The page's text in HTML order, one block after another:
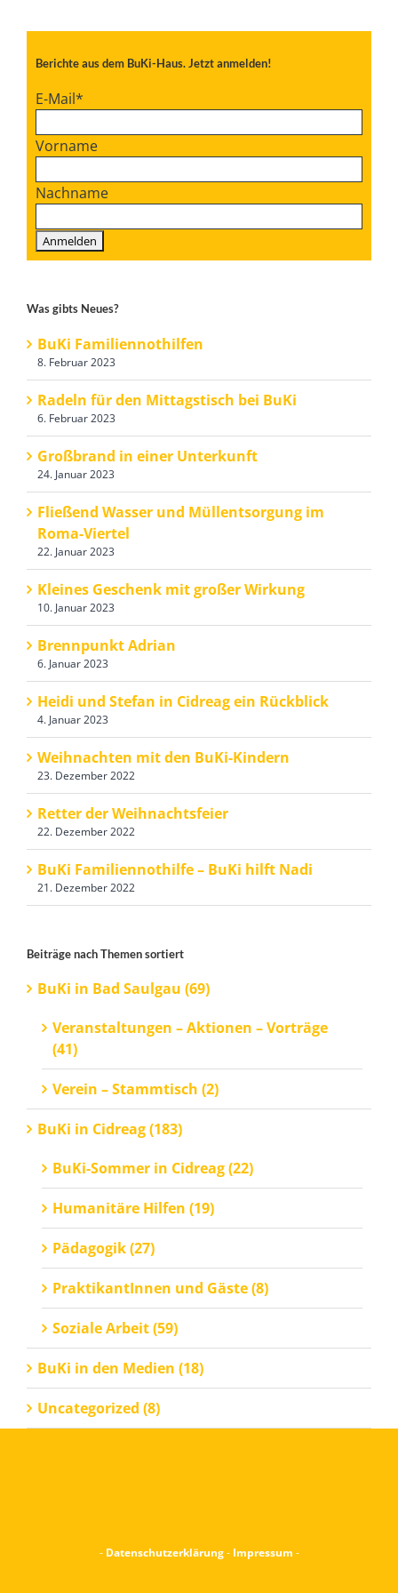
Berichte aus dem BuKi-Haus. Jetzt anmelden!
E-Mail*
Vorname
Nachname
Was gibts Neues?
BuKi Familiennothilfen
8. Februar 2023
Radeln für den Mittagstisch bei BuKi
6. Februar 2023
Großbrand in einer Unterkunft
24. Januar 2023
Fließend Wasser und Müllentsorgung im
Roma-Viertel
22. Januar 2023
Kleines Geschenk mit großer Wirkung
10. Januar 2023
Brennpunkt Adrian
6. Januar 2023
Heidi und Stefan in Cidreag ein Rückblick
4. Januar 2023
Weihnachten mit den BuKi-Kindern
23. Dezember 2022
Retter der Weihnachtsfeier
22. Dezember 2022
BuKi Familiennothilfe – BuKi hilft Nadi
21. Dezember 2022
Beiträge nach Themen sortiert
BuKi in Bad Saulgau (69)
Veranstaltungen – Aktionen – Vorträge
(41)
Verein – Stammtisch (2)
BuKi in Cidreag (183)
BuKi-Sommer in Cidreag (22)
Humanitäre Hilfen (19)
Pädagogik (27)
PraktikantInnen und Gäste (8)
Soziale Arbeit (59)
BuKi in den Medien (18)
Uncategorized (8)
- Datenschutzerklärung- Impressum -